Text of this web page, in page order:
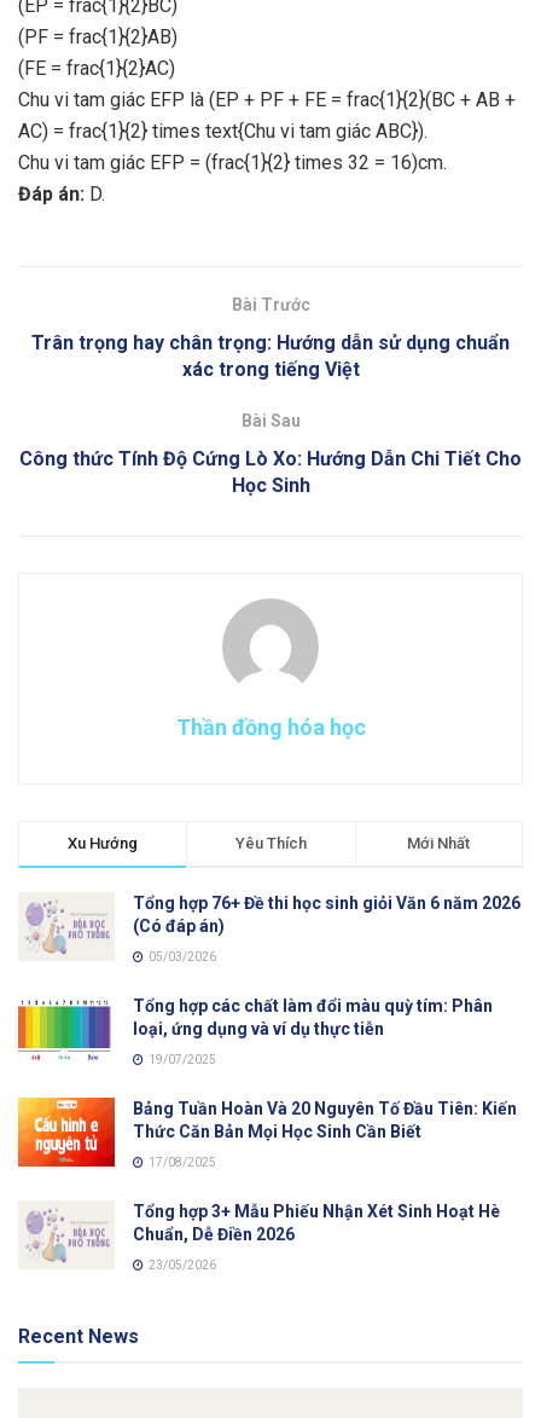
(EP = frac{1}{2}BC)
(PF = frac{1}{2}AB)
(FE = frac{1}{2}AC)
Chu vi tam giác EFP là (EP + PF + FE = frac{1}{2}(BC + AB +
AC) = frac{1}{2} times text{Chu vi tam giác ABC}).
Chu vi tam giác EFP = (frac{1}{2} times 32 = 16)cm.
Đáp án: D.
Bài Trước
Trân trọng hay chân trọng: Hướng dẫn sử dụng chuẩn
xác trong tiếng Việt
Bài Sau
Công thức Tính Độ Cứng Lò Xo: Hướng Dẫn Chi Tiết Cho
Học Sinh
Thần đồng hóa học
Xu Hướng Yêu Thích Mới Nhất
Tổng hợp 76+ Đề thi học sinh giỏi Văn 6 năm 2026
(Có đáp án)
05/03/2026
Tổng hợp các chất làm đổi màu quỳ tím: Phân
loại, ứng dụng và ví dụ thực tiễn
19/07/2025
Bảng Tuần Hoàn Và 20 Nguyên Tố Đầu Tiên: Kiến
Thức Căn Bản Mọi Học Sinh Cần Biết
17/08/2025
Tổng hợp 3+ Mẫu Phiếu Nhận Xét Sinh Hoạt Hè
Chuẩn, Dễ Điền 2026
23/05/2026
Recent News